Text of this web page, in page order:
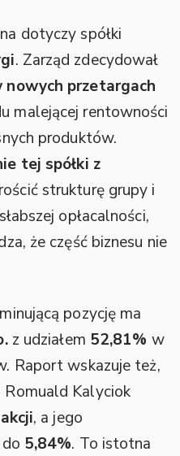
dotyczy spółki
. Zarząd zdecydował
nowych przetargach
malejącej rentowności
produktów.
tej spółki z
strukturę grupy i
opłacalności,
że część biznesu nie
pozycję ma
z udziałem 52,81% w
Raport wskazuje też,
Kalyciok
, a jego
5,84%. To istotna